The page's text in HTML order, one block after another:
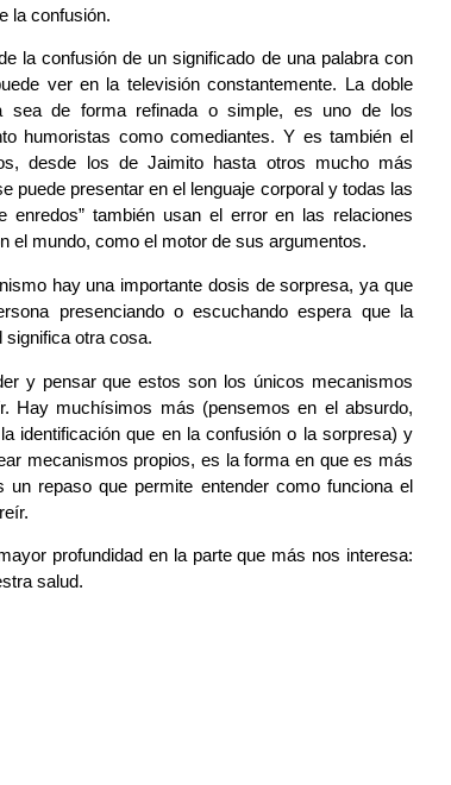
la confusión.
la confusión de un significado de una palabra con
ver en la televisión constantemente. La doble
sea de forma refinada o simple, es uno de los
humoristas como comediantes. Y es también el
desde los de Jaimito hasta otros mucho más
puede presentar en el lenguaje corporal y todas las
enredos” también usan el error en las relaciones
el mundo, como el motor de sus argumentos.
hay una importante dosis de sorpresa, ya que
presenciando o escuchando espera que la
significa otra cosa.
y pensar que estos son los únicos mecanismos
Hay muchísimos más (pensemos en el absurdo,
identificación que en la confusión o la sorpresa) y
mecanismos propios, es la forma en que es más
repaso que permite entender como funciona el
profundidad en la parte que más nos interesa:
salud.